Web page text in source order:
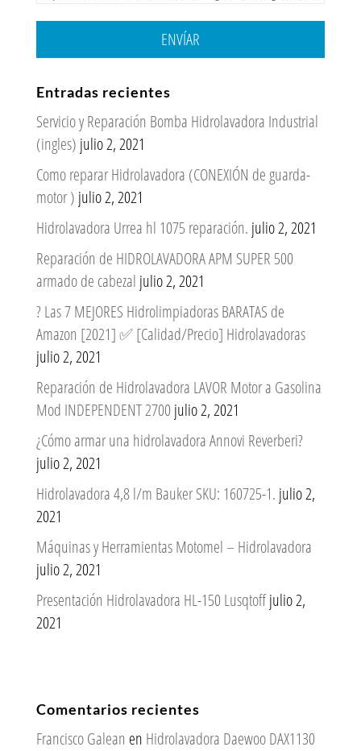
ENVÍAR
Entradas recientes
Servicio y Reparación Bomba Hidrolavadora Industrial
(ingles) julio 2, 2021
Como reparar Hidrolavadora (CONEXIÓN de guarda-
motor ) julio 2, 2021
Hidrolavadora Urrea hl 1075 reparación. julio 2, 2021
Reparación de HIDROLAVADORA APM SUPER 500
armado de cabezal julio 2, 2021
? Las 7 MEJORES Hidrolimpiadoras BARATAS de
Amazon [2021] ✅ [Calidad/Precio] Hidrolavadoras
julio 2, 2021
Reparación de Hidrolavadora LAVOR Motor a Gasolina
Mod INDEPENDENT 2700 julio 2, 2021
¿Cómo armar una hidrolavadora Annovi Reverberi?
julio 2, 2021
Hidrolavadora 4,8 l/m Bauker SKU: 160725-1. julio 2,
2021
Máquinas y Herramientas Motomel – Hidrolavadora
julio 2, 2021
Presentación Hidrolavadora HL-150 Lusqtoffjulio 2,
2021
Comentarios recientes
Francisco Galean en Hidrolavadora Daewoo DAX1130